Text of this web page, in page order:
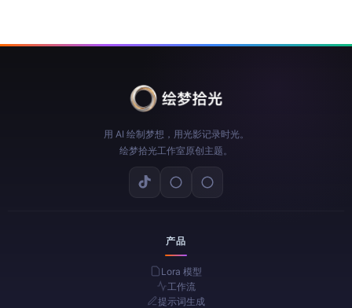
用 AI 绘制梦想，用光影记录时光。
绘梦拾光工作室原创主题。
产品
Lora 模型
工作流
提示词生成